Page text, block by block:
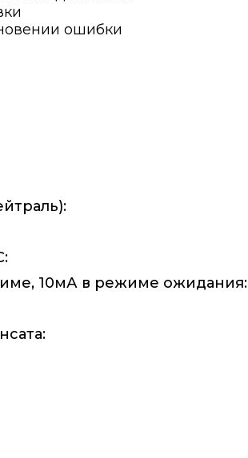
ошибки
10мА в режиме ожидания: